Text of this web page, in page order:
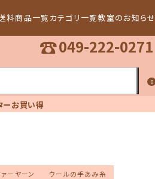
料商品一覧 カテゴリ一覧教室のお知らせ
☎049-222-0271
0
ーお買い得
ァーヤーン
ウールの手あみ糸